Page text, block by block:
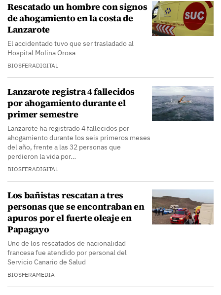
Rescatado un hombre con signos
de ahogamiento en la costa de
Lanzarote
El accidentado tuvo que ser trasladado al
Hospital Molina Orosa
BIOSFERADIGITAL
Lanzarote registra 4 fallecidos
por ahogamiento durante el
primer semestre
Lanzarote ha registrado 4 fallecidos por
ahogamiento durante los seis primeros meses
del año, frente a las 32 personas que
perdieron la vida por…
BIOSFERADIGITAL
Los bañistas rescatan a tres
personas que se encontraban en
apuros por el fuerte oleaje en
Papagayo
Uno de los rescatados de nacionalidad
francesa fue atendido por personal del
Servicio Canario de Salud
BIOSFERAMEDIA